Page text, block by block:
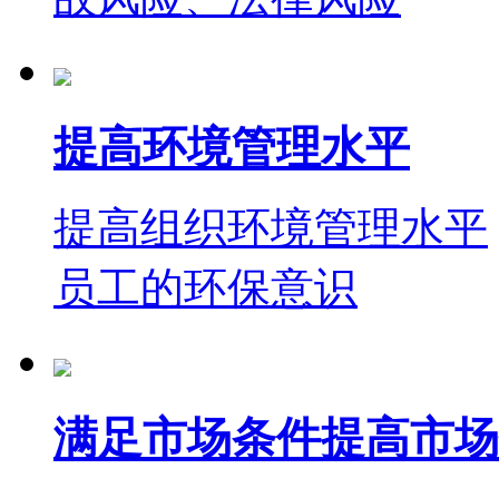
提高环境管理水平
提高组织环境管理水平
员工的环保意识
满足市场条件提高市